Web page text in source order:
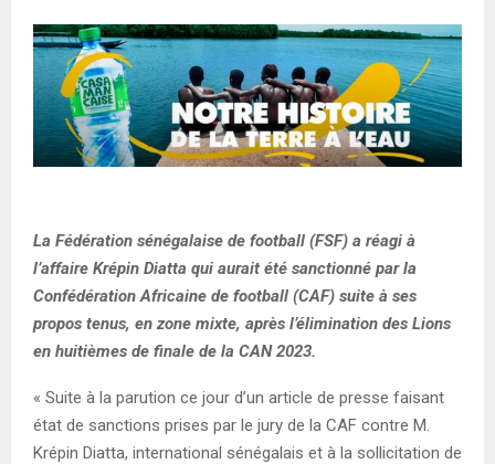
La Fédération sénégalaise de football (FSF) a réagi à
l’affaire Krépin Diatta qui aurait été sanctionné par la
Confédération Africaine de football (CAF) suite à ses
propos tenus, en zone mixte, après l’élimination des Lions
en huitièmes de finale de la CAN 2023.
« Suite à la parution ce jour d’un article de presse faisant
état de sanctions prises par le jury de la CAF contre M.
Krépin Diatta, international sénégalais et à la sollicitation de